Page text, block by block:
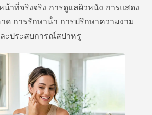
น้าที่จริงจริง การดูแลผิวหนัง การแสดง
ด การรักษาน้ํา การปรึกษาความงาม
ะประสบการณ์สปาหรู